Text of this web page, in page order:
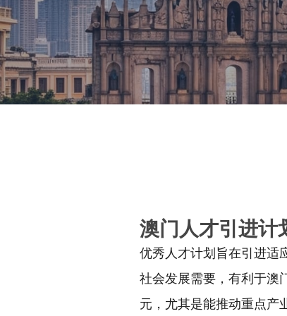
澳门人才引进计
优秀人才计划旨在引进适
社会发展需要，有利于澳
元，尤其是能推动重点产